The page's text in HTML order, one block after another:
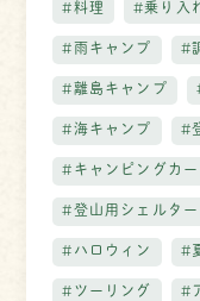
#料理 #乗り入
#雨キャンプ #
#離島キャンプ
#海キャンプ #
#キャンピングカー
#登山用シェルター
#ハロウィン #
#ツーリング #